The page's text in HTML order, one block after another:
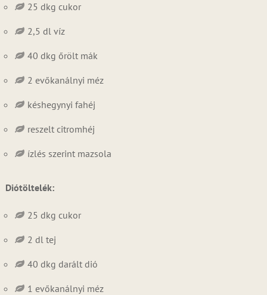
25 dkg cukor
2,5 dl víz
40 dkg őrölt mák
2 evőkanálnyi méz
késhegynyi fahéj
reszelt citromhéj
ízlés szerint mazsola
Diótöltelék:
25 dkg cukor
2 dl tej
40 dkg darált dió
1 evőkanálnyi méz